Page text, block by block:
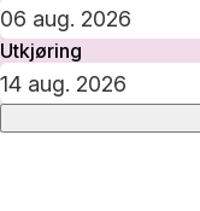
Utkjøring